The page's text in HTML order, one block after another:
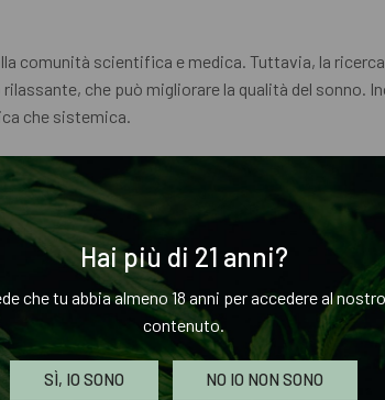
Hai più di 21 anni?
che tu abbia almeno 18 anni per accedere al
contenuto.
SÌ, IO SONO NO IO NON SONO
comunità scientifica e medica. Tuttavia, la
che può migliorare la qualità del sonno.
che sistemica.
per trattare vari problemi di salute. Il CBN può
l’ansia e il panico, poiché si ritiene che
ma molti esperti del settore medico e i
e della salute, e la sua scoperta